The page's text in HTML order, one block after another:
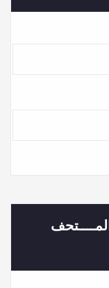
Musée National du Bardo المــــتحف